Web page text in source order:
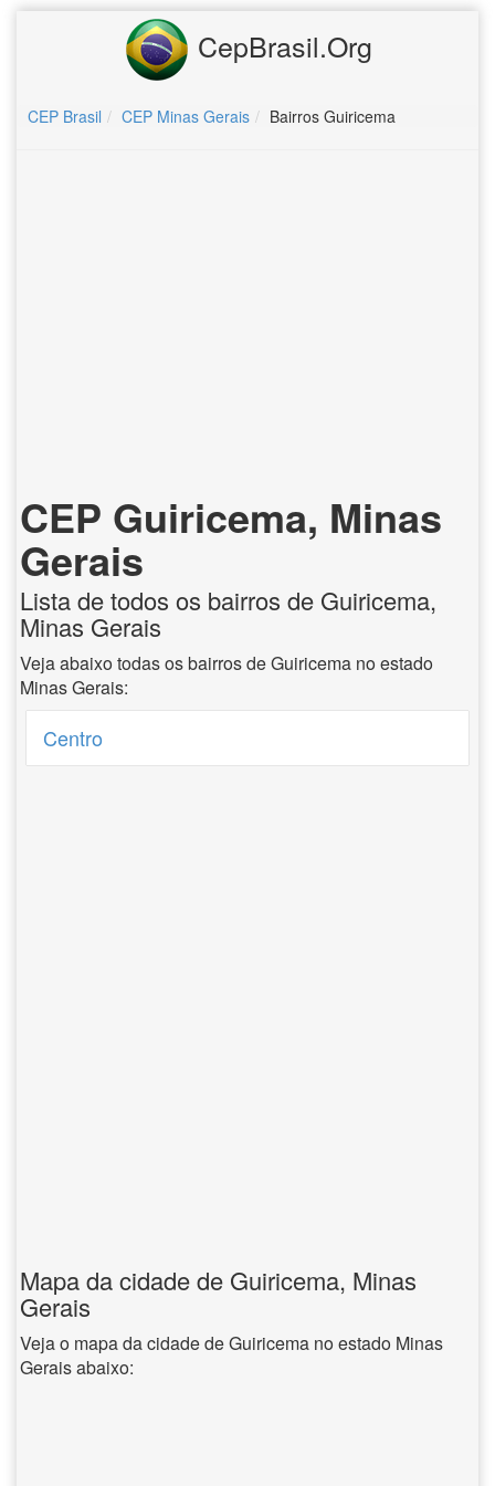
CepBrasil.Org
CEP Brasil CEP Minas Gerais Bairros Guiricema
CEP Guiricema, Minas
Gerais
Lista de todos os bairros de Guiricema,
Minas Gerais
Veja abaixo todas os bairros de Guiricema no estado
Minas Gerais:
Centro
Mapa da cidade de Guiricema, Minas
Gerais
Veja o mapa da cidade de Guiricema no estado Minas
Gerais abaixo: